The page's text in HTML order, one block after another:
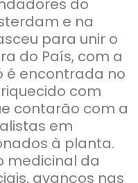
do
e na
para unir o
do País, com a
é encontrada no
com
contarão com a
em
à planta.
medicinal da
avanços nas